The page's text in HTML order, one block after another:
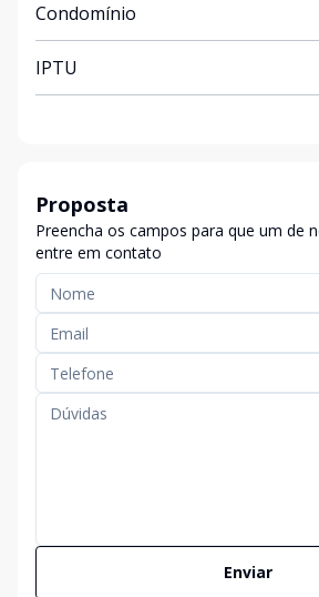
Condomínio
IPTU
Proposta
Preencha os campos para que um de
entre em contato
Enviar